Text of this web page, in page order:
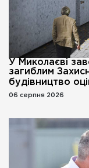
У Миколаєві
загиблим
будівництво
06 серпня 2026